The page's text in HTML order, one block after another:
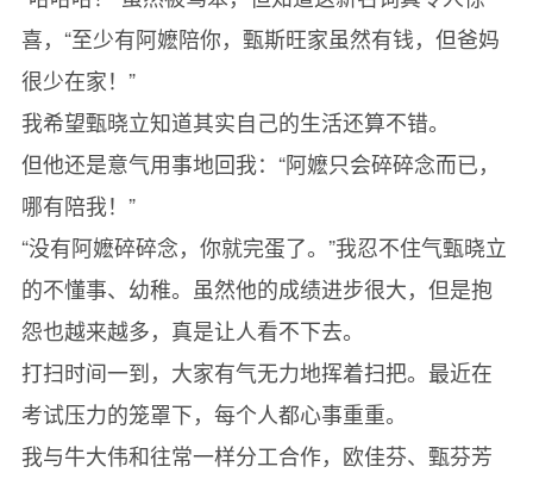
喜，“至少有阿嬷陪你，甄斯旺家虽然有钱，但爸妈
很少在家！”
我希望甄晓立知道其实自己的生活还算不错。
但他还是意气用事地回我：“阿嬷只会碎碎念而已，
哪有陪我！”
“没有阿嬷碎碎念，你就完蛋了。”我忍不住气甄晓立
的不懂事、幼稚。虽然他的成绩进步很大，但是抱
怨也越来越多，真是让人看不下去。
打扫时间一到，大家有气无力地挥着扫把。最近在
考试压力的笼罩下，每个人都心事重重。
我与牛大伟和往常一样分工合作，欧佳芬、甄芬芳